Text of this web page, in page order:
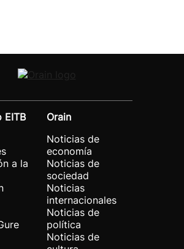
EITB
a la
Orain
Noticias de
economía
Noticias de
sociedad
Noticias
internacionales
Noticias de
política
Noticias de